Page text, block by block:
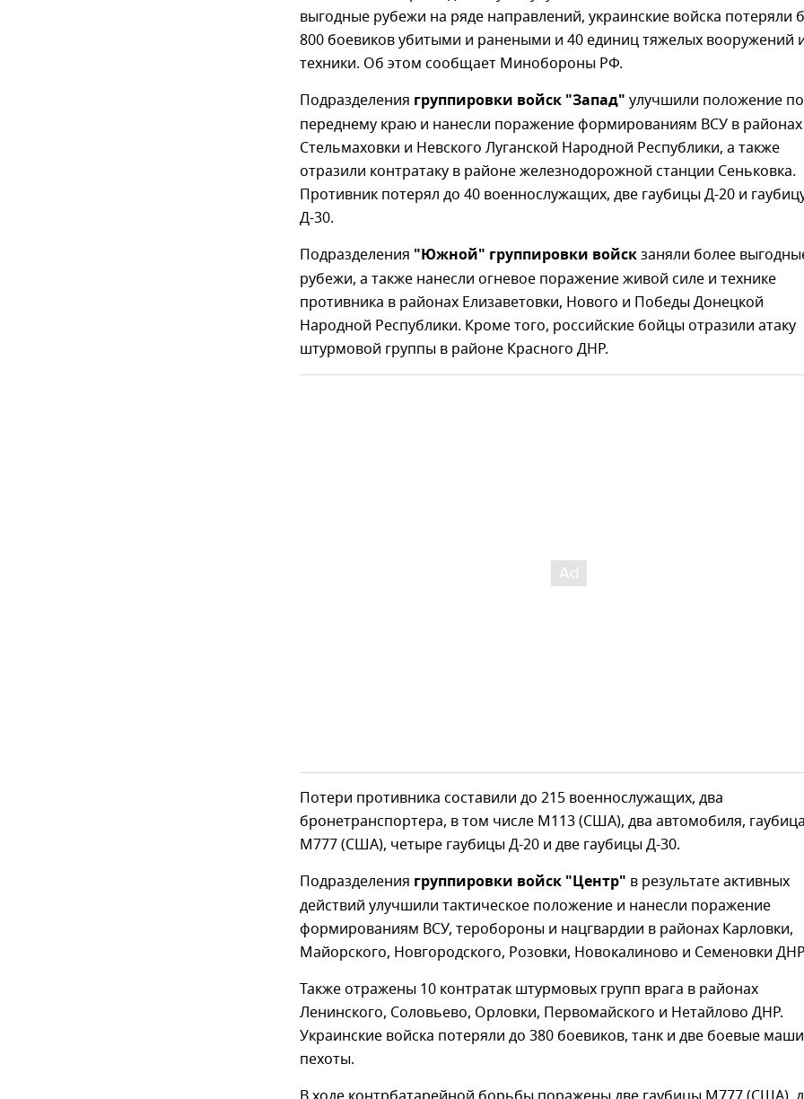
выгодные рубежи на ряде направлений, украинские войска потеряли
800 боевиков убитыми и ранеными и 40 единиц тяжелых вооружений
техники. Об этом сообщает Минобороны РФ.
Подразделения группировки войск "Запад" улучшили положение по
переднему краю и нанесли поражение формированиям ВСУ в районах
Стельмаховки и Невского Луганской Народной Республики, а также
отразили контратаку в районе железнодорожной станции Сеньковка.
Противник потерял до 40 военнослужащих, две гаубицы Д-20 и
Д-30.
Подразделения "Южной" группировки войскзаняли более
рубежи, а также нанесли огневое поражение живой силе и технике
противника в районах Елизаветовки, Нового и Победы Донецкой
Народной Республики. Кроме того, российские бойцы отразили атаку
штурмовой группы в районе Красного ДНР.
Потери противника составили до 215 военнослужащих, два
бронетранспортера, в том числе М113 (США), два автомобиля, гаубица
М777 (США), четыре гаубицы Д-20 и две гаубицы Д-30.
Подразделения группировки войск "Центр" в результате активных
действий улучшили тактическое положение и нанесли поражение
формированиям ВСУ, теробороны и нацгвардии в районах Карловки,
Майорского, Новгородского, Розовки, Новокалиново и Семеновки
Также отражены 10 контратак штурмовых групп врага в районах
Ленинского, Соловьево, Орловки, Первомайского и Нетайлово ДНР.
Украинские войска потеряли до 380 боевиков, танк и две боевые
пехоты.